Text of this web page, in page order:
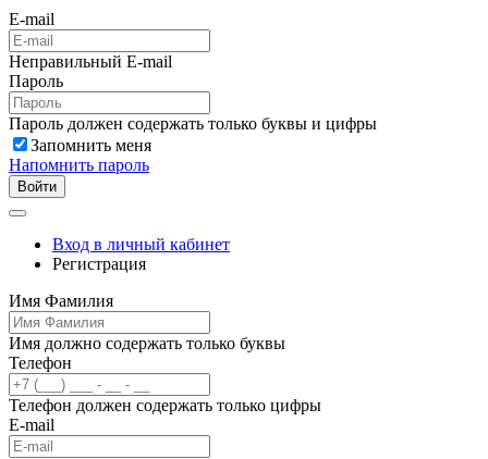
E-mail
Неправильный E-mail
Пароль
Пароль должен содержать только буквы и цифры
Запомнить меня
Напомнить пароль
Войти
Вход в личный кабинет
Регистрация
Имя Фамилия
Имя должно содержать только буквы
Телефон
Телефон должен содержать только цифры
E-mail